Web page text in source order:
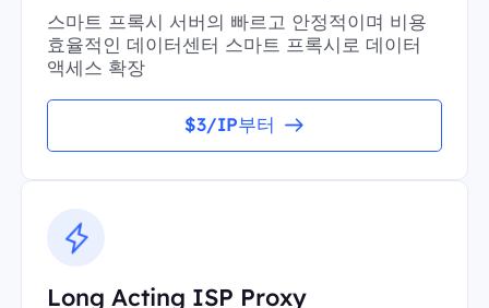
스마트 프록시 서버의 빠르고 안정적이며 비용
효율적인 데이터센터 스마트 프록시로 데이터
액세스 확장
$3/IP부터
Long Acting ISP Proxy